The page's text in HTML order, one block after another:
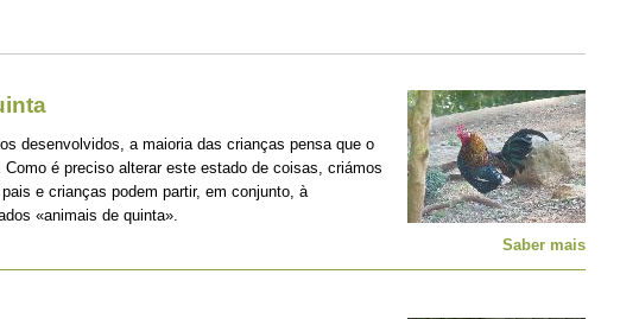
desenvolvidos, a maioria das crianças pensa que o
Como é preciso alterar este estado de coisas, criámos
e crianças podem partir, em conjunto, à
«animais de quinta».
Saber mais